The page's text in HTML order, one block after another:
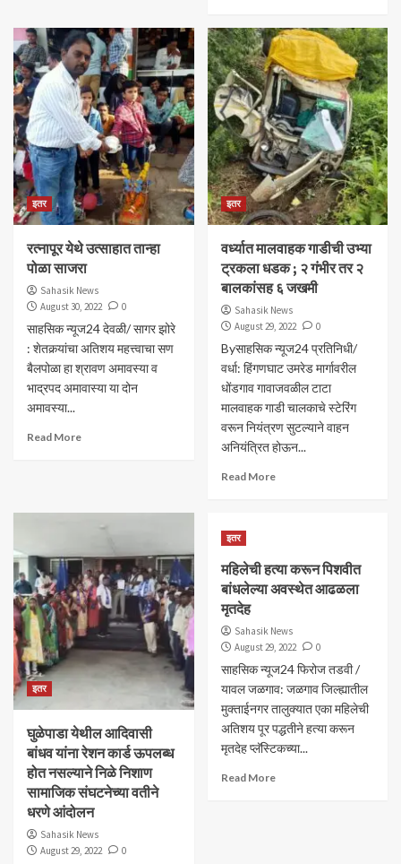
इतर
रत्नापूर येथे उत्साहात तान्हा
पोळा साजरा
Sahasik News
August 30, 2022
0
साहसिक न्यूज24 देवळी/ सागर झोरे
: शेतकर्‍यांचा अतिशय महत्त्वाचा सण
बैलपोळा हा श्रावण अमावस्या व
भाद्रपद अमावास्या या दोन
अमावस्या...
Read More
इतर
वर्ध्यात मालवाहक गाडीची उभ्या
ट्रकला धडक ; २ गंभीर तर २
बालकांसह ६ जखमी
Sahasik News
August 29, 2022
0
Byसाहसिक न्यूज24 प्रतिनिधी/
वर्धा: हिंगणघाट उमरेड मार्गावरील
धोंडगाव गावाजवळील टाटा
मालवाहक गाडी चालकाचे स्टेरिंग
वरून नियंत्रण सुटल्याने वाहन
अनियंत्रित होऊन...
Read More
इतर
घुळेपाडा येथील आदिवासी
बांधव यांना रेशन कार्ड ऊपलब्ध
होत नसल्याने निळे निशाण
सामाजिक संघटनेच्या वतीने
धरणे आंदोलन
Sahasik News
August 29, 2022
0
इतर
महिलेची हत्या करून पिशवीत
बांधलेल्या अवस्थेत आढळला
मृतदेह
Sahasik News
August 29, 2022
0
साहसिक न्यूज24 फिरोज तडवी /
यावल जळगाव: जळगाव जिल्ह्यातील
मुक्ताईनगर तालुक्यात एका महिलेची
अतिशय पूर पद्धतीने हत्या करून
मृतदेह प्लॅस्टिकच्या...
Read More